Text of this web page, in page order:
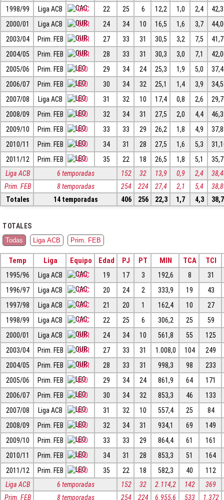
1998/99
Liga ACB CAC 22 25 6 12,2 1,0 2,4
2000/01
Liga ACB OUR 24 34 10 16,5 1,6 3,7
2003/04
Prim. FEB OUR 27 33 31 30,5 3,2 7,5
2004/05
Prim. FEB OUR 28 33 31 30,3 3,0 7,1
2005/06
Prim. FEB LEO 29 34 24 25,3 1,9 5,0
2006/07
Prim. FEB LEO 30 34 32 25,1 1,4 3,9
2007/08
Liga ACB LEO 31 32 10 17,4 0,8 2,6
2008/09
Prim. FEB LEO 32 34 31 27,5 2,0 4,4
2009/10
Prim. FEB LEO 33 33 29 26,2 1,8 4,9
2010/11
Prim. FEB LEO 34 31 28 27,5 1,6 5,3
2011/12
Prim. FEB LEO 35 22 18 26,5 1,8 5,1
Liga ACB
6 temporadas 152 32 13,9 0,9 2,4
Prim. FEB
8 temporadas 254 224 27,4 2,1 5,4
Totales
14 temporadas 406 256 22,3 1,7 4,3
TOTALES
Todas Liga ACB Prim. FEB
Temp Liga Equipo Edad PJ PT MIN TCA TCI
1995/96 Liga ACB CAC 19 17 3 192,6 8
31
1996/97
Liga ACB CAC 20 24 2 333,9 19
43
1997/98
Liga ACB CAC 21 20 1 162,4 10
27
1998/99
Liga ACB CAC 22 25 6 306,2 25
59
2000/01
Liga ACB OUR 24 34 10 561,8 55
125
2003/04
Prim. FEB OUR 27 33 31 1.008,0 104
249
2004/05
Prim. FEB OUR 28 33 31 998,3 98
233
2005/06
Prim. FEB LEO 29 34 24 861,9 64
171
2006/07
Prim. FEB LEO 30 34 32 853,3 46
133
2007/08
Liga ACB LEO 31 32 10 557,4 25
84
2008/09
Prim. FEB LEO 32 34 31 934,1 69
149
2009/10
Prim. FEB LEO 33 33 29 864,4 61
161
2010/11
Prim. FEB LEO 34 31 28 853,3 51
164
2011/12
Prim. FEB LEO 35 22 18 582,3 40
112
Liga ACB
6 temporadas 152 32 2.114,2 142
369
Prim. FEB
8 temporadas 254 224 6.955,6 533 1.372